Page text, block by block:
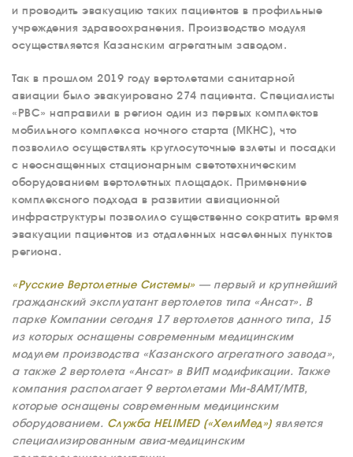
и проводить эвакуацию таких пациентов в профильные
учреждения здравоохранения. Производство модуля
осуществляется Казанским агрегатным заводом.
Так в прошлом 2019 году вертолетами санитарной
авиации было эвакуировано 274 пациента. Специалисты
«РВС» направили в регион один из первых комплектов
мобильного комплекса ночного старта (МКНС), что
позволило осуществлять круглосуточные взлеты и посадки
с неоснащенных стационарным светотехническим
оборудованием вертолетных площадок. Применение
комплексного подхода в развитии авиационной
инфраструктуры позволило существенно сократить время
эвакуации пациентов из отдаленных населенных пунктов
региона.
«Русские Вертолетные Системы» — первый и крупнейший
гражданский эксплуатант вертолетов типа «Ансат». В
парке Компании сегодня 17 вертолетов данного типа, 15
из которых оснащены современным медицинским
модулем производства «Казанского агрегатного завода»,
а также 2 вертолета «Ансат» в ВИП модификации. Также
компания располагает 9 вертолетами Ми-8АМТ/МТВ,
которые оснащены современным медицинским
оборудованием. Служба HELIMED («ХелиМед»)является
специализированным авиа-медицинским